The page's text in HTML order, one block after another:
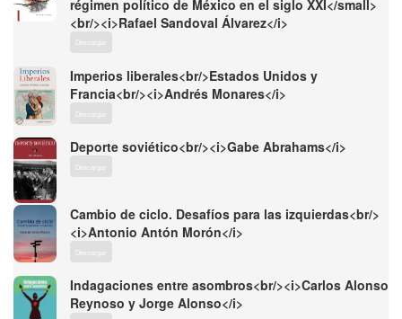
régimen político de México en el siglo XXI</small>
<br/><i>Rafael Sandoval Álvarez</i>
Descargar
Imperios liberales<br/>Estados Unidos y
Francia<br/><i>Andrés Monares</i>
Descargar
Deporte soviético<br/><i>Gabe Abrahams</i>
Descargar
Cambio de ciclo. Desafíos para las izquierdas<br/>
<i>Antonio Antón Morón</i>
Descargar
Indagaciones entre asombros<br/><i>Carlos Alonso
Reynoso y Jorge Alonso</i>